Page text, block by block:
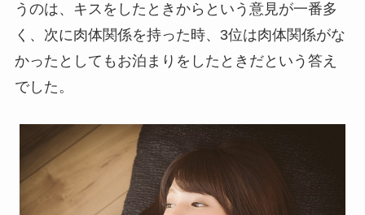
うのは、キスをしたときからという意見が一番多
く、次に肉体関係を持った時、3位は肉体関係がな
かったとしてもお泊まりをしたときだという答え
でした。